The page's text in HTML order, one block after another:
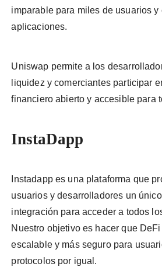
imparable para miles de usuarios y
aplicaciones.
Uniswap permite a los
liquidez y comerciantes participar
financiero abierto y accesible para
InstaDapp
Instadapp es una plataforma que
usuarios y desarrolladores un
integración para acceder a todos
Nuestro objetivo es hacer que
escalable y más seguro para
protocolos por igual.